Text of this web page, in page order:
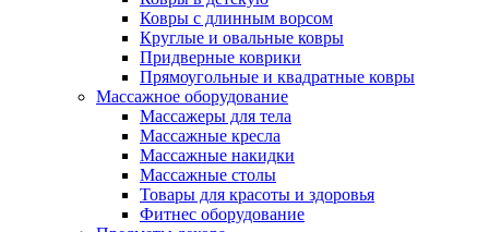
Ковры с длинным ворсом
Круглые и овальные ковры
Придверные коврики
Прямоугольные и квадратные ковры
Массажное оборудование
Массажеры для тела
Массажные кресла
Массажные накидки
Массажные столы
Товары для красоты и здоровья
Фитнес оборудование